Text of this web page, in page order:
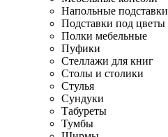
Напольные подставки
Подставки под цветы
Полки мебельные
Пуфики
Стеллажи для книг
Столы и столики
Стулья
Сундуки
Табуреты
Тумбы